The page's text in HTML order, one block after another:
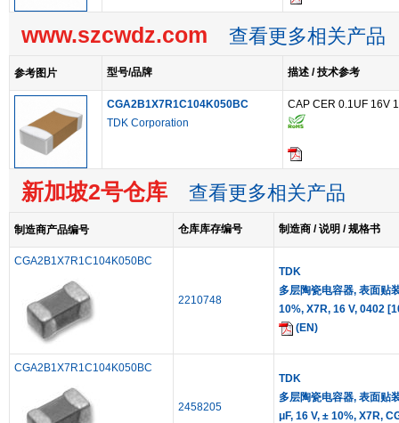
www.szcwdz.com 查看更多相关产品
参考图片 型号/品牌 描述 / 技术参考
CGA2B1X7R1C104K050BC
TDK Corporation
CAP CER 0.1UF 16V
新加坡2号仓库 查看更多相关产品
制造商产品编号 仓库库存编号 制造商 / 说明 / 规格书
CGA2B1X7R1C104K050BC
2210748
TDK
多层陶瓷电容器, 表面贴
10%, X7R, 16 V, 0402
(EN)
CGA2B1X7R1C104K050BC
2458205
TDK
多层陶瓷电容器, 表面贴
μF, 16 V, ± 10%, X7R,